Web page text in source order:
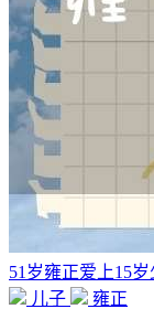
51岁雍正爱上15
儿子
雍正